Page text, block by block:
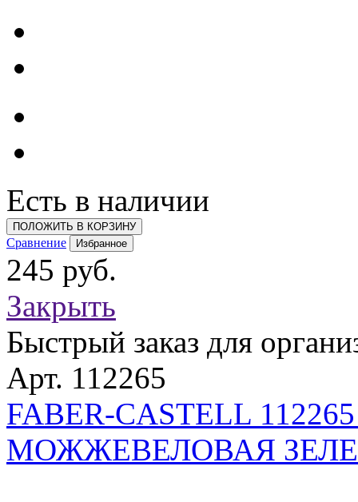
Есть в наличии
ПОЛОЖИТЬ В КОРЗИНУ
Сравнение Избранное
245 руб.
Закрыть
Быстрый заказ для
Арт. 112265
FABER-CASTELL
МОЖЖЕВЕЛОВАЯ